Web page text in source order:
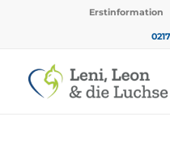
Erstinformation